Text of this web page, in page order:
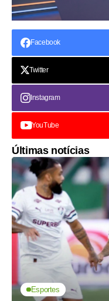
Facebook
Twitter
Instagram
YouTube
Últimas notícias
Esportes